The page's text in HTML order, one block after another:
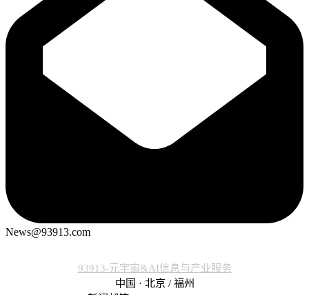
News@93913.com
93913-元宇宙&AI信息与产业服务
中国 · 北京 / 福州